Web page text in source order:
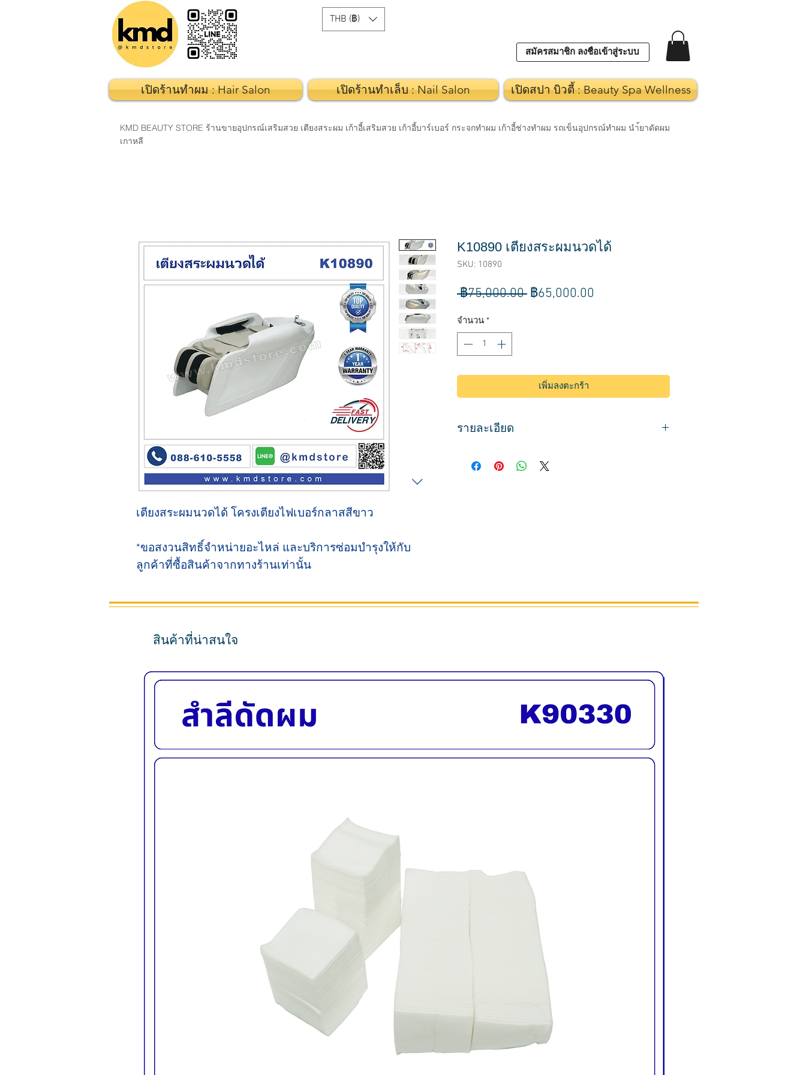
THB (฿)
สมัครสมาชิก ลงชื่อเข้าสู่ระบบ
เปิดร้านทำผม : Hair Salon เปิดร้านทำเล็บ : Nail Salon เปิดสปา บิวตี้ : Beauty Spa Wellness
KMD BEAUTY STORE ร้านขายอุปกรณ์เสริมสวย เตียงสระผม เก้าอี้เสริมสวย เก้าอี้บาร์เบอร์ กระจกทำผม เก้าอี้ช่างทำผม รถเข็นอุปกรณ์ทำผม นำ้ยาดัดผม
เกาหลี
เตียงสระผมนวดได้ โครงเตียงไฟเบอร์กลาสสีขาว
*ขอสงวนสิทธิ์จำหน่ายอะไหล่ และบริการซ่อมบำรุงให้กับ
ลูกค้าที่ซื้อสินค้าจากทางร้านเท่านั้น
K10890 เตียงสระผมนวดได้
SKU: 10890
฿75,000.00 ราคา
฿65,000.00
จำนวน *
เพิ่มลงตะกร้า
รายละเอียด
ปรับนวดขณะนอนสระผม ช่วยให้ผ่อนคลายมาก
สินค้าที่น่าสนใจ